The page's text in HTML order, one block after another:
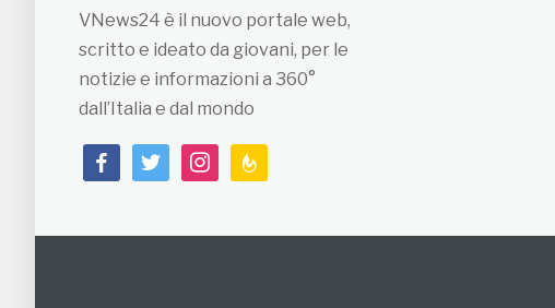
VNews24 è il nuovo portale web,
scritto e ideato da giovani, per le
notizie e informazioni a 360°
dall’Italia e dal mondo
facebooktwitterinstagramfeedburner